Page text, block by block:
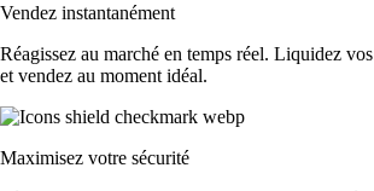
Vendez instantanément
Réagissez au marché en temps réel. Liquidez
et vendez au moment idéal.
Maximisez votre sécurité